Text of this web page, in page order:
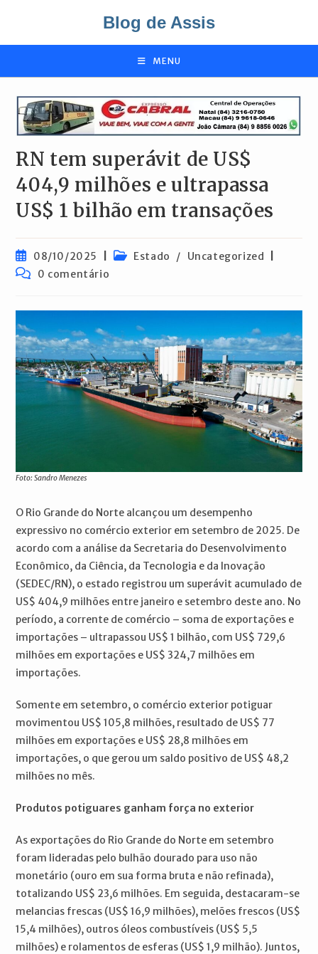
o
Blog de Assis
MENU
RN tem superávit de US$
404,9 milhões e ultrapassa
US$ 1 bilhão em transações
Post
publicado:
08/10/2025
Categoria
Estado /
Uncategorized
Comentários
0 comentário
Foto: Sandro Menezes
O Rio Grande do Norte alcançou um desempenho
expressivo no comércio exterior em setembro de 2025. De
acordo com a análise da Secretaria do Desenvolvimento
Econômico, da Ciência, da Tecnologia e da Inovação
(SEDEC/RN), o estado registrou um superávit acumulado de
US$ 404,9 milhões entre janeiro e setembro deste ano. No
período, a corrente de comércio – soma de exportações e
importações – ultrapassou US$ 1 bilhão, com US$ 729,6
milhões em exportações e US$ 324,7 milhões em
importações.
Somente em setembro, o comércio exterior potiguar
movimentou US$ 105,8 milhões, resultado de US$ 77
milhões em exportações e US$ 28,8 milhões em
importações, o que gerou um saldo positivo de US$ 48,2
milhões no mês.
Produtos potiguares ganham força no exterior
As exportações do Rio Grande do Norte em setembro
foram lideradas pelo bulhão dourado para uso não
monetário (ouro em sua forma bruta e não refinada),
totalizando US$ 23,6 milhões. Em seguida, destacaram-se
melancias frescas (US$ 16,9 milhões), melões frescos (US$
15,4 milhões), outros óleos combustíveis (US$ 5,5
milhões) e rolamentos de esferas (US$ 1,9 milhão). Juntos,